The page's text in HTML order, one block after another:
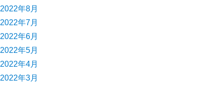
2022年8月
2022年7月
2022年6月
2022年5月
2022年4月
2022年3月